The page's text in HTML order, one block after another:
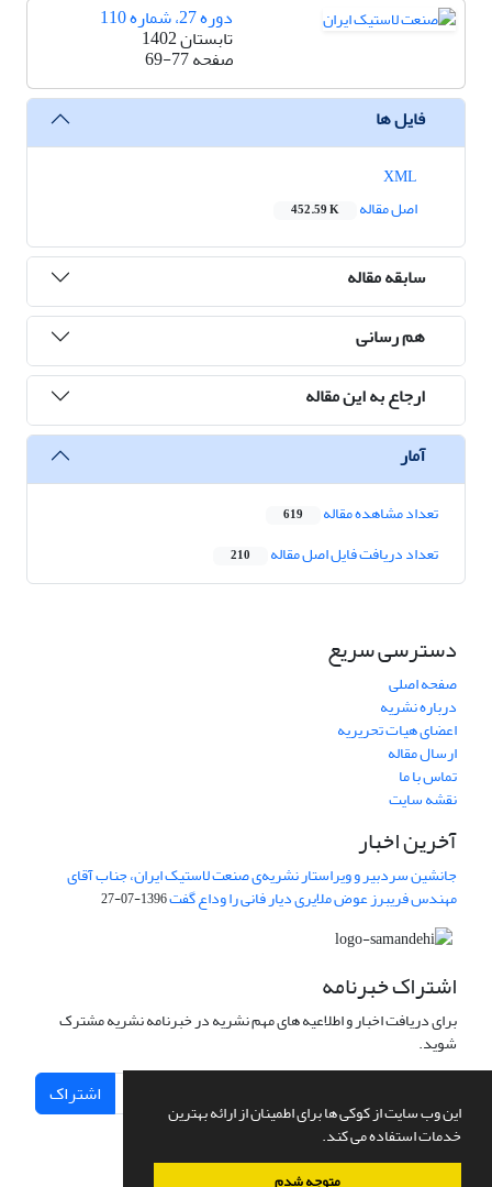
این وب سایت از کوکی ها برای اطمینان از ارائه بهترین
خدمات استفاده می کند.
متوجه شدم
دوره 27، شماره 110
تابستان 1402
صفحه69-77
فایل ها
اصل مقاله
452.59 K
سابقه مقاله
هم رسانی
ارجاع به این مقاله
آمار
تعداد مشاهده مقاله 619
تعداد دریافت فایل اصل مقاله 210
دسترسی سریع
صفحه اصلی
درباره نشریه
اعضای هیات تحریریه
ارسال مقاله
تماس با ما
نقشه سایت
آخرین اخبار
جانشین سردبیر و ویراستار نشریه‌ی صنعت لاستیک ایران، جناب آقای
مهندس فریبرز عوض ملایری دیار فانی را وداع گفت1396-07-27
اشتراک خبرنامه
برای دریافت اخبار و اطلاعیه های مهم نشریه در خبرنامه نشریه مشترک
شوید.
اشتراک